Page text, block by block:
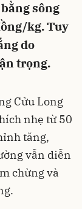
sông
kg. Tuy
do
trọng.
Cửu Long
nhẹ từ 50
tăng,
vẫn diễn
chừng và
Gửi